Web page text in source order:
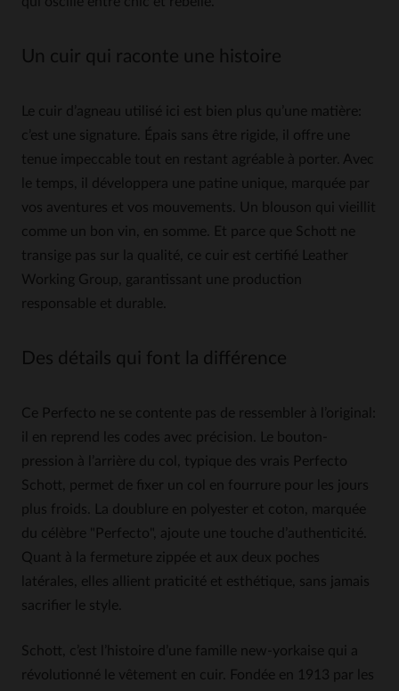
Un cuir qui raconte une histoire
Le cuir d’agneau utilisé ici est bien plus qu’une matière:
c’est une signature. Épais sans être rigide, il offre une
tenue impeccable tout en restant agréable à porter. Avec
le temps, il développera une patine unique, marquée par
vos aventures et vos mouvements. Un blouson qui vieillit
comme un bon vin, en somme. Et parce que Schott ne
transige pas sur la qualité, ce cuir est certifié Leather
Working Group, garantissant une production
responsable et durable.
Des détails qui font la différence
Ce Perfecto ne se contente pas de ressembler à l’original:
il en reprend les codes avec précision. Le bouton-
pression à l’arrière du col, typique des vrais Perfecto
Schott, permet de fixer un col en fourrure pour les jours
plus froids. La doublure en polyester et coton, marquée
du célèbre "Perfecto", ajoute une touche d’authenticité.
Quant à la fermeture zippée et aux deux poches
latérales, elles allient praticité et esthétique, sans jamais
sacrifier le style.
Schott, c’est l’histoire d’une famille new-yorkaise qui a
révolutionné le vêtement en cuir. Fondée en 1913 par les